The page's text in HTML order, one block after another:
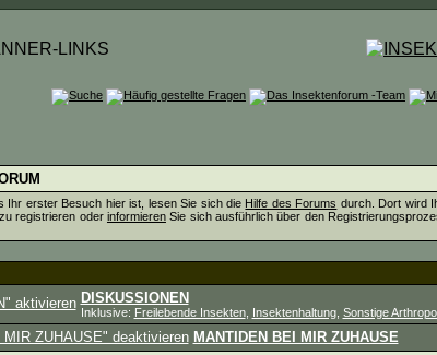
Ihr erster Besuch hier ist, lesen Sie sich die Hilfe des Forums durch. Dort wird
registrieren oder informierenSie sich ausführlich über den
DISKUSSIONEN
Inklusive: Freilebende Insekten, Insektenhaltung, Sonstige
MANTIDEN BEI MIR ZUHAUSE